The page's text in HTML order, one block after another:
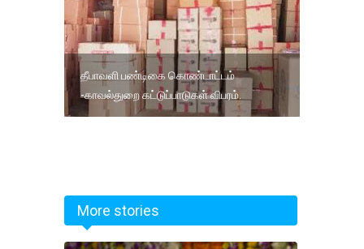
தீபாவளி பண்டிகை கொண்டாட்டம்
-காவல்துறை கட்டுப்பாடுகள் விபரம்.
More stories